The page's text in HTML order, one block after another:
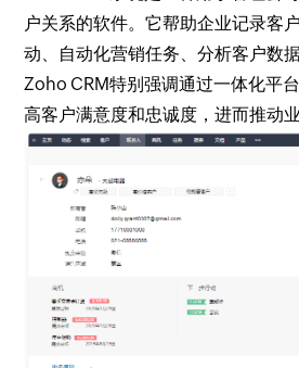
户关系的软件。它帮助企业记录客
动、自动化营销任务、分析客户数
Zoho CRM特别强调通过一体化平
高客户满意度和忠诚度，进而推动业